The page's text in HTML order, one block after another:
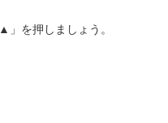
を押しましょう。